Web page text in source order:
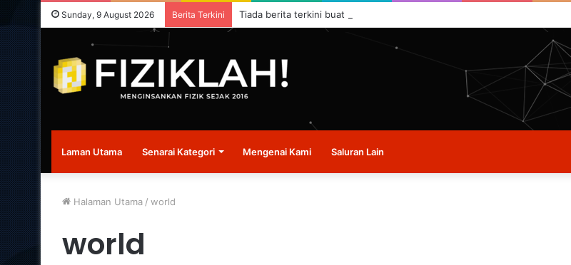
Sunday, 9 August 2026 Berita Terkini Tiada berita terkini buat masa ini.
Laman Utama Senarai Kategori Mengenai Kami Saluran Lain
Halaman Utama / world
world